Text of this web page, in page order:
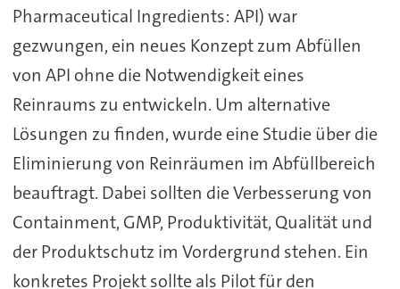
Pharmaceutical Ingredients: API) war
gezwungen, ein neues Konzept zum Abfüllen
von API ohne die Notwendigkeit eines
Reinraums zu entwickeln. Um alternative
Lösungen zu finden, wurde eine Studie über die
Eliminierung von Reinräumen im Abfüllbereich
beauftragt. Dabei sollten die Verbesserung von
Containment, GMP, Produktivität, Qualität und
der Produktschutz im Vordergrund stehen. Ein
konkretes Projekt sollte als Pilot für den